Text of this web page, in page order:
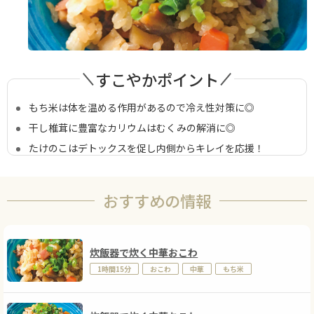
すこやかポイント
もち米は体を温める作用があるので冷え性対策に◎
干し椎茸に豊富なカリウムはむくみの解消に◎
たけのこはデトックスを促し内側からキレイを応援！
おすすめの情報
炊飯器で炊く中華おこわ
1時間15分 おこわ 中華 もち米